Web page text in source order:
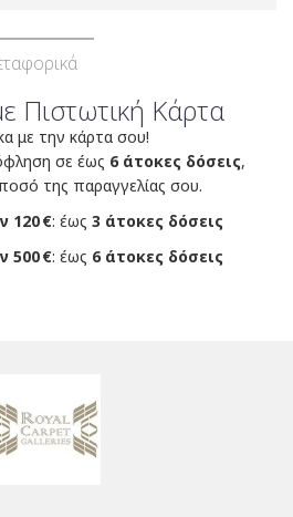
Πιστωτική Κάρτα
με την κάρτα σου!
σε έως 6 άτοκες δόσεις,
της παραγγελίας σου.
120 €: έως 3 άτοκες δόσεις
500 €: έως 6 άτοκες δόσεις